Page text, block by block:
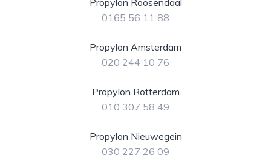
Propylon Roosendaal
0165 56 11 88
Propylon Amsterdam
020 244 10 76
Propylon Rotterdam
010 307 58 49
Propylon Nieuwegein
030 227 26 09